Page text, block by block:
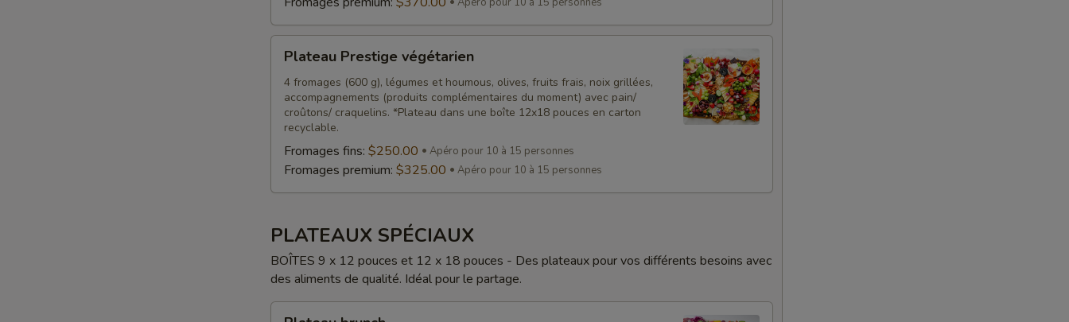
Prestige
végétarien
Plateau Prestige végétarien
4 fromages (600 g), légumes et houmous, olives, fruits frais, noix grillées,
accompagnements (produits complémentaires du moment) avec pain/
croûtons/ craquelins. *Plateau dans une boîte 12x18 pouces en carton
recyclable.
Fromages fins: $250.00 Apéro pour 10 à 15 personnes
Fromages premium: $325.00 Apéro pour 10 à 15 personnes
PLATEAUX SPÉCIAUX
BOÎTES 9 x 12 pouces et 12 x 18 pouces - Des plateaux pour vos différents besoins avec
des aliments de qualité. Idéal pour le partage.